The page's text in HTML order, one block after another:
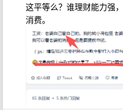
这平等么？谁理财能力强
消费。